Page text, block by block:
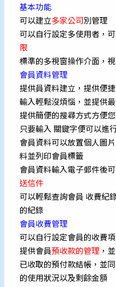
基本功能
可以建立多家公司別管理
可以自行設定多使用者，
限
標準的多視窗操作介面，
會員資料管理
提供員資料建立，提供便
輸入輕鬆沒煩惱，並提供
提供簡便的搜尋方式方便
只要輸入 關鍵字便可以進
會員資料可以放置個人圖
料並列印會員標籤
會員資料輸入電子郵件後
送信件
可以輕鬆查詢會員 收費紀
的紀錄
會員收費管理
可以自行設定會員的收費
提供會員預收款的管理 ，
已收取的預付款結帳，並
的使用狀況以及剩餘金額